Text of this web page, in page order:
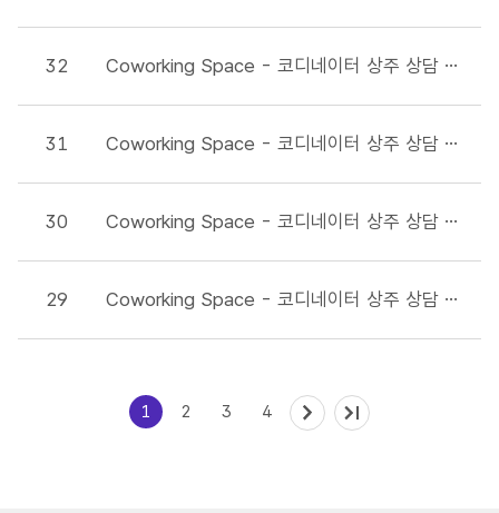
32 Coworking Space - 코디네이터 상주 상담 일정표 입니다.(25년 9월)
31 Coworking Space - 코디네이터 상주 상담 일정표 입니다.(25년 8월)
30 Coworking Space - 코디네이터 상주 상담 일정표 입니다.(25년 7월)
29 Coworking Space - 코디네이터 상주 상담 일정표 입니다.(25년 6월)(250618상담자 변경)
1 2 3 4